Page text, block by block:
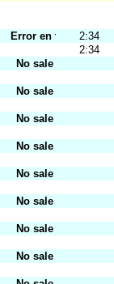
Error en tarj.
2:34
2:34
No sale
No sale
No sale
No sale
No sale
No sale
No sale
No sale